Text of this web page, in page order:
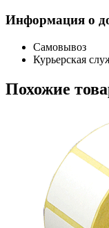
Информация о
Самовывоз
Курьерская
Похожие